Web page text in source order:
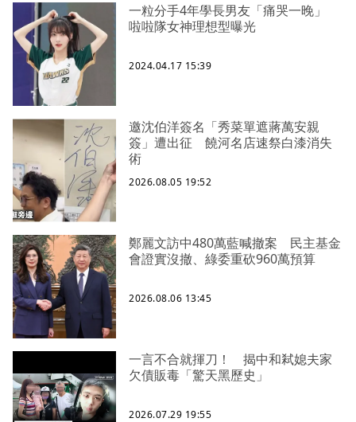
一粒分手4年學長男友「痛哭一晚」
啦啦隊女神理想型曝光
2024.04.17 15:39
邀沈伯洋簽名「秀菜單遮蔣萬安親
簽」遭出征 饒河名店速祭白漆消失
術
2026.08.05 19:52
鄭麗文訪中480萬藍喊撤案 民主基金
會證實沒撤、綠委重砍960萬預算
2026.08.06 13:45
一言不合就揮刀！ 揭中和弒媳夫家
欠債販毒「驚天黑歷史」
2026.07.29 19:55